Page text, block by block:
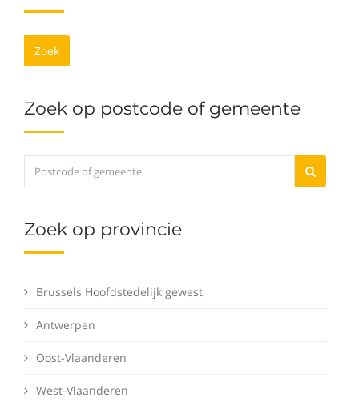
Zoek
Zoek op postcode of gemeente
Zoek op provincie
Brussels Hoofdstedelijk gewest
Antwerpen
Oost-Vlaanderen
West-Vlaanderen